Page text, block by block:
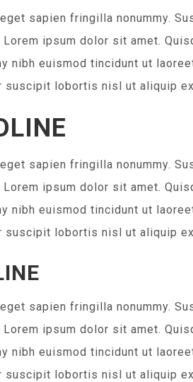
sapien fringilla nonummy.
ipsum dolor sit amet.
nibh euismod tincidunt ut
suscipit lobortis nisl ut aliquip
sapien fringilla nonummy.
ipsum dolor sit amet.
nibh euismod tincidunt ut
suscipit lobortis nisl ut aliquip
sapien fringilla nonummy.
ipsum dolor sit amet.
nibh euismod tincidunt ut
suscipit lobortis nisl ut aliquip